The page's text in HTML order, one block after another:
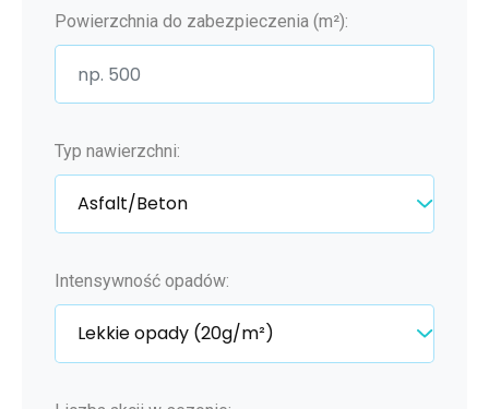
Powierzchnia do zabezpieczenia (m²):
Typ nawierzchni:
Intensywność opadów: